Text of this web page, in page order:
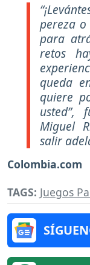
pereza o
para
retos
queda
quiere
usted”,
Miguel
salir
Colombia.com
TAGS: Juegos